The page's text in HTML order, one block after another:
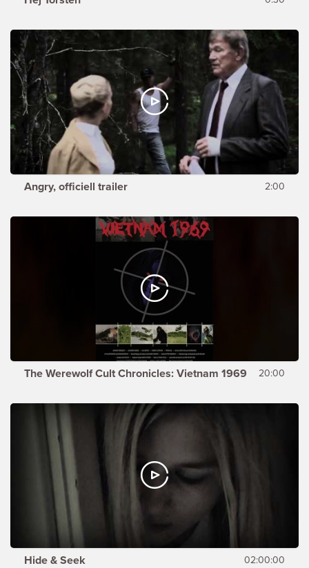
Angry, officiell trailer 2:00
The Werewolf Cult Chronicles: Vietnam 1969 20:00
Hide & Seek 02:00:00